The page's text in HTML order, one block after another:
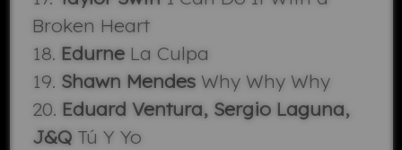
Broken Heart
18. EdurneLa Culpa
19. Shawn MendesWhy Why Why
20. Eduard Ventura, Sergio Laguna,
J&QTú Y Yo